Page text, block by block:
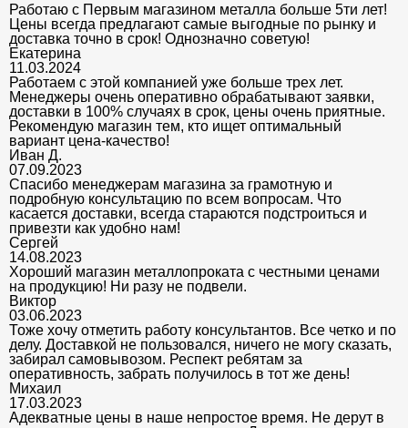
Работаю с Первым магазином металла больше 5ти лет!
Цены всегда предлагают самые выгодные по рынку и
доставка точно в срок! Однозначно советую!
Екатерина
11.03.2024
Работаем с этой компанией уже больше трех лет.
Менеджеры очень оперативно обрабатывают заявки,
доставки в 100% случаях в срок, цены очень приятные.
Рекомендую магазин тем, кто ищет оптимальный
вариант цена-качество!
Иван Д.
07.09.2023
Спасибо менеджерам магазина за грамотную и
подробную консультацию по всем вопросам. Что
касается доставки, всегда стараются подстроиться и
привезти как удобно нам!
Сергей
14.08.2023
Хороший магазин металлопроката с честными ценами
на продукцию! Ни разу не подвели.
Виктор
03.06.2023
Тоже хочу отметить работу консультантов. Все четко и по
делу. Доставкой не пользовался, ничего не могу сказать,
забирал самовывозом. Респект ребятам за
оперативность, забрать получилось в тот же день!
Михаил
17.03.2023
Адекватные цены в наше непростое время. Не дерут в